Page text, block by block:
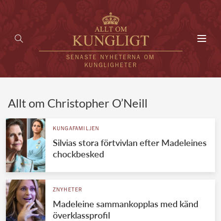
SENASTE NYHETERNA OM
KUNGLIGHETER
UTLÄNDSKT
VÄRLDENS KUNGAHUS
Svenska kungahuset
Brittiska kungahuset
REDAKTION
Allt om Christopher O’Neill
KUNGAFAMILJEN
Silvias stora förtvivlan efter Madeleines
chockbesked
ZNYHETER
Madeleine sammankopplas med känd
överklassprofil